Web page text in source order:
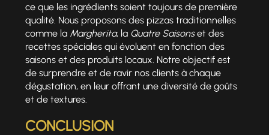
ce que les ingrédients soient toujours de première
qualité. Nous proposons des pizzas traditionnelles
comme la Margherita, la Quatre Saisonset des
recettes spéciales qui évoluent en fonction des
saisons et des produits locaux. Notre objectif est
de surprendre et de ravir nos clients à chaque
dégustation, en leur offrant une diversité de goûts
et de textures.
CONCLUSION